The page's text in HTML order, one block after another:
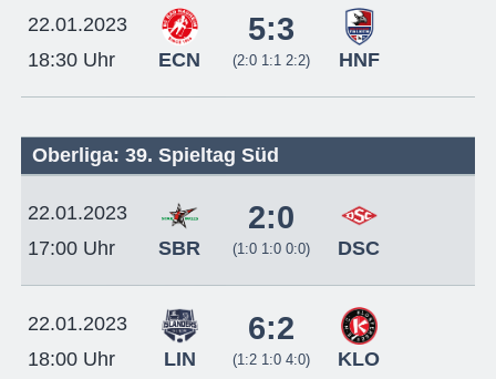
22.01.2023
18:30 Uhr
ECN
5:3
(2:0 1:1 2:2) HNF
Oberliga: 39. Spieltag Süd
22.01.2023
17:00 Uhr
SBR
2:0
(1:0 1:0 0:0) DSC
22.01.2023
18:00 Uhr
LIN
6:2
(1:2 1:0 4:0) KLO